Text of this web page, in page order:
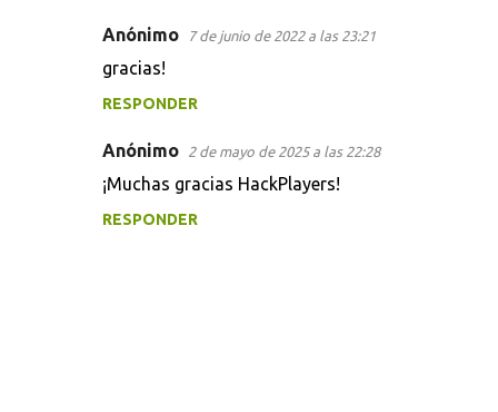
Anónimo 7 de junio de 2022 a las 23:21
gracias!
RESPONDER
Anónimo 2 de mayo de 2025 a las 22:28
¡Muchas gracias HackPlayers!
RESPONDER